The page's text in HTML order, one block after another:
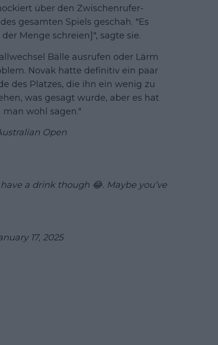
über den Zwischenrufer-
gesamten Spiels geschah. "Es
Menge schreien]", sagte sie.
Bälle ausrufen oder Lärm
Novak hatte definitiv ein paar
des Platzes, die ihn ein wenig zu
was gesagt wurde, aber es hat
wohl sagen."
Open
a drink though 😂. Maybe you’ve
17, 2025